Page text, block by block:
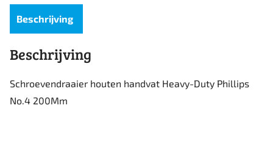
Beschrijving
Beschrijving
Schroevendraaier houten handvat Heavy-Duty Phillips
No.4 200Mm